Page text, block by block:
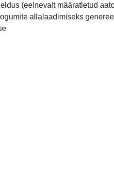
(eelnevalt määratletud
allalaadimiseks